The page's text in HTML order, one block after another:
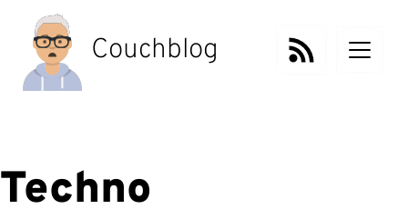
Inhalt
springen
Couchblog
Techno